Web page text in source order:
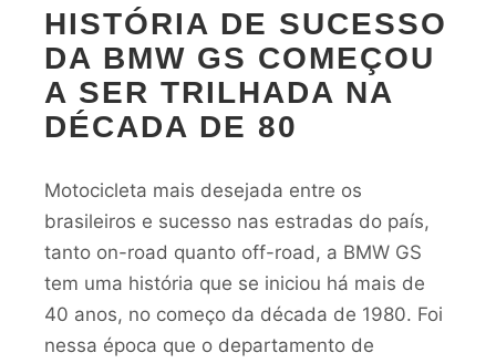
HISTÓRIA DE SUCESSO
DA BMW GS COMEÇOU
A SER TRILHADA NA
DÉCADA DE 80
Motocicleta mais desejada entre os
brasileiros e sucesso nas estradas do país,
tanto on-road quanto off-road, a BMW GS
tem uma história que se iniciou há mais de
40 anos, no começo da década de 1980. Foi
nessa época que o departamento de